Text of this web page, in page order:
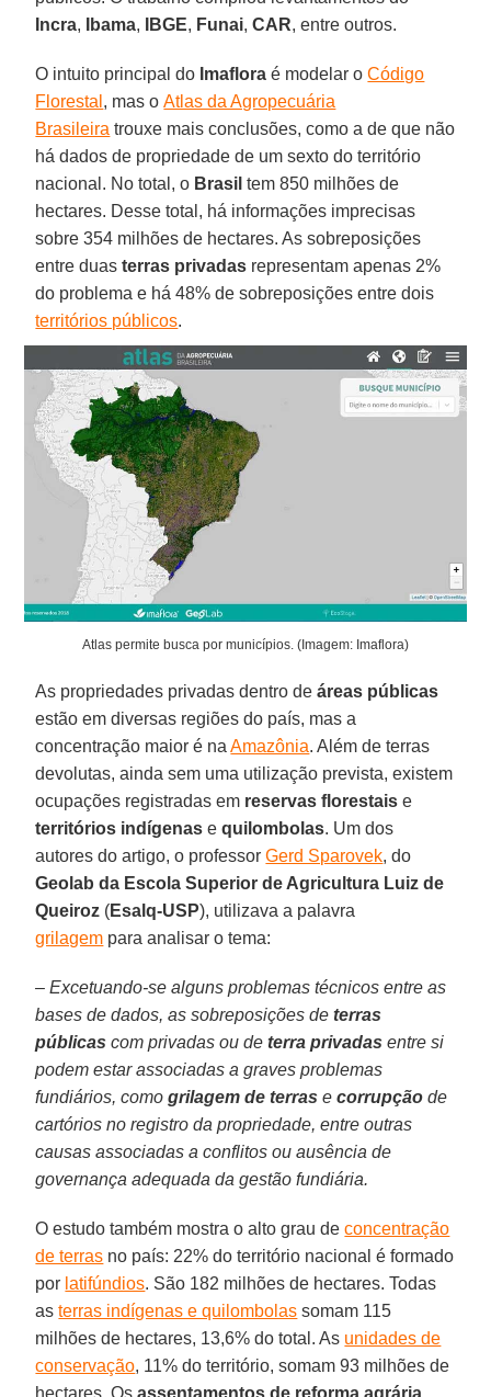
Incra, Ibama, IBGE, Funai,CAR, entre outros.
O intuito principal do Imaflora é modelar oCódigo
Florestal , mas o Atlas da Agropecuária
Brasileira trouxe mais conclusões, como a de que não
há dados de propriedade de um sexto do território
nacional. No total, o Brasil tem 850 milhões de
hectares. Desse total, há informações imprecisas
sobre 354 milhões de hectares. As sobreposições
entre duasterras privadas representam apenas 2%
do problema e há 48% de sobreposições entre dois
territórios públicos.
Atlas permite busca por municípios. (Imagem: Imaflora)
As propriedades privadas dentro deáreas públicas
estão em diversas regiões do país, mas a
concentração maior é naAmazônia. Além de terras
devolutas, ainda sem uma utilização prevista, existem
ocupações registradas em reservas florestais e
territórios indígenase quilombolas. Um dos
autores do artigo, o professorGerd Sparovek, do
Geolab da Escola Superior de Agricultura Luiz de
Queiroz (Esalq-USP), utilizava a palavra
grilagem para analisar o tema:
– Excetuando-se alguns problemas técnicos entre as
bases de dados, as sobreposições deterras
públicas com privadas ou deterra privadas entre si
podem estar associadas a graves problemas
fundiários, comogrilagem de terras ecorrupção de
cartórios no registro da propriedade, entre outras
causas associadas a conflitos ou ausência de
governança adequada da gestão fundiária.
O estudo também mostra o alto grau deconcentração
de terras no país: 22% do território nacional é formado
por latifúndios. São 182 milhões de hectares. Todas
asterras indígenas e quilombolas somam 115
milhões de hectares, 13,6% do total. As unidades de
conservação, 11% do território, somam 93 milhões de
hectares. Osassentamentos de reforma agrária